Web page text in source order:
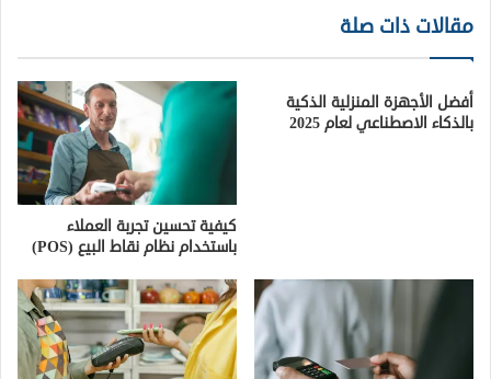
مقالات ذات صلة
أفضل الأجهزة المنزلية الذكية
بالذكاء الاصطناعي لعام 2025
كيفية تحسين تجربة العملاء
باستخدام نظام نقاط البيع (POS)